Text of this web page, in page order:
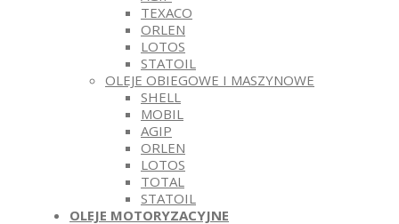
TEXACO
ORLEN
LOTOS
STATOIL
OLEJE OBIEGOWE I MASZYNOWE
SHELL
MOBIL
AGIP
ORLEN
LOTOS
TOTAL
STATOIL
OLEJE MOTORYZACYJNE